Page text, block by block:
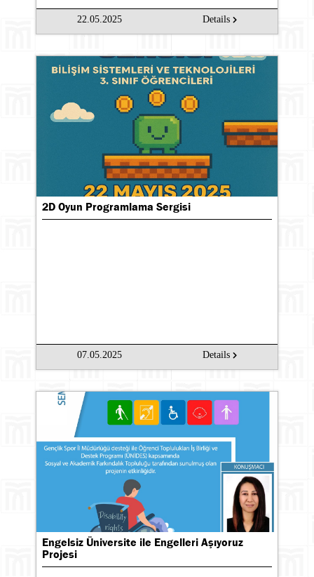
22.05.2025 Details
2D Oyun Programlama Sergisi
07.05.2025 Details
Engelsiz Üniversite ile Engelleri Aşıyoruz
Projesi